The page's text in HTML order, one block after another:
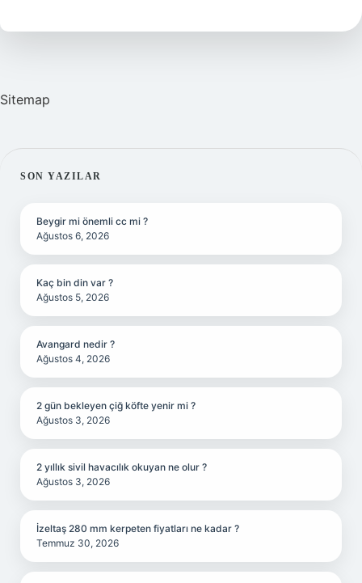
Mi
Sitemap
SIDEBAR
SON YAZILAR
Beygir mi önemli cc mi ?
Ağustos 6, 2026
Kaç bin din var ?
Ağustos 5, 2026
Avangard nedir ?
Ağustos 4, 2026
2 gün bekleyen çiğ köfte yenir mi ?
Ağustos 3, 2026
2 yıllık sivil havacılık okuyan ne olur ?
Ağustos 3, 2026
İzeltaş 280 mm kerpeten fiyatları ne kadar ?
Temmuz 30, 2026